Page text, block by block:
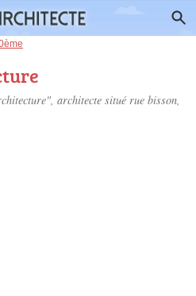
architecte situé rue bisson,